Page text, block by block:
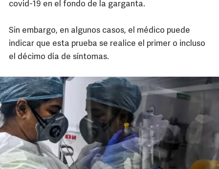
covid-19 en el fondo de la garganta.
Sin embargo, en algunos casos, el médico puede
indicar que esta prueba se realice el primer o incluso
el décimo día de síntomas.